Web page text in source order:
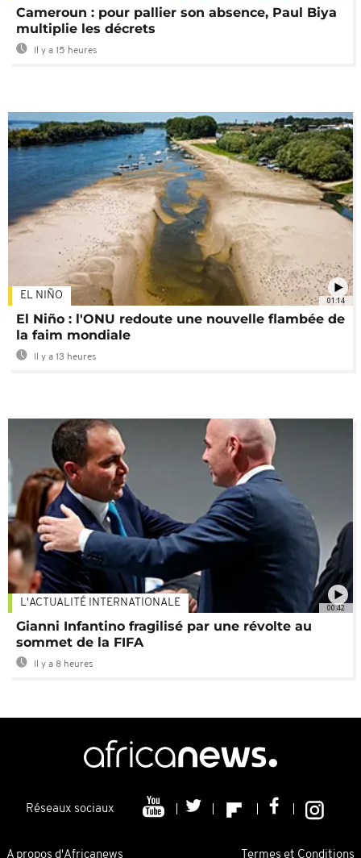
Cameroun : pour pallier son absence, Paul Biya
multiplie les décrets
Il y a 15 heures
01:14
EL NIÑO
El Niño : l'ONU redoute une nouvelle flambée de
la faim mondiale
Il y a 13 heures
00:42
L'ACTUALITÉ INTERNATIONALE
Gianni Infantino fragilisé par une révolte au
sommet de la FIFA
Il y a 8 heures
Réseaux sociaux
A propos d'Africanews Termes et Conditions